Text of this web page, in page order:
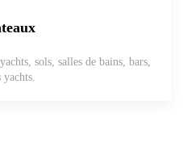
sols, salles de bains, bars,